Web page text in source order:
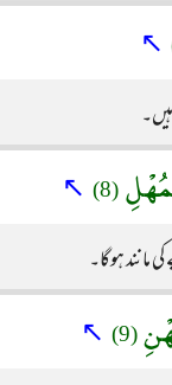
↖
(8)
↖
ہوگا۔
(9)
↖